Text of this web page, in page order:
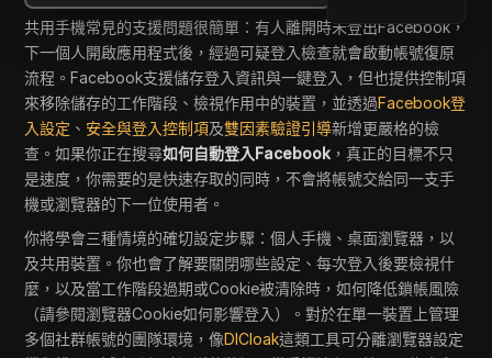
共用手機常見的支援問題很簡單：有人離開時未登出Facebook，
下一個人開啟應用程式後，經過可疑登入檢查就會啟動帳號復原
流程。Facebook支援儲存登入資訊與一鍵登入，但也提供控制項
來移除儲存的工作階段、檢視作用中的裝置，並透過Facebook登
入設定 、 安全與登入控制項及雙因素驗證引導新增更嚴格的檢
查。如果你正在搜尋如何自動登入Facebook ，真正的目標不只
是速度，你需要的是快速存取的同時，不會將帳號交給同一支手
機或瀏覽器的下一位使用者。
你將學會三種情境的確切設定步驟：個人手機、桌面瀏覽器，以
及共用裝置。你也會了解要關閉哪些設定、每次登入後要檢視什
麼，以及當工作階段過期或Cookie被清除時，如何降低鎖帳風險
（請參閱瀏覽器Cookie如何影響登入）。對於在單一裝置上管理
多個社群帳號的團隊環境，像DICloak這類工具可分離瀏覽器設定